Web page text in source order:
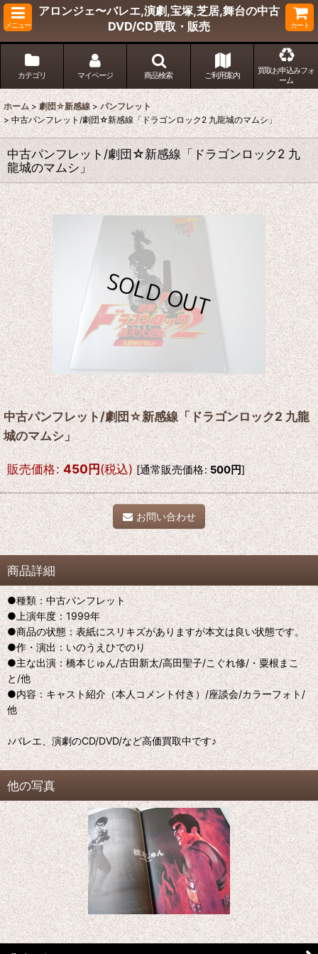
メニュー
アロンジェ〜バレエ,演劇,宝塚,芝居,舞台の中古
DVD/CD買取・販売
カート
カテゴリ マイページ 商品検索 ご利用案内
買取お申込みフォ
ーム
ホーム > 劇団☆新感線 > パンフレット
> 中古パンフレット/劇団☆新感線「ドラゴンロック2 九龍城のマムシ」
中古パンフレット/劇団☆新感線「ドラゴンロック2 九
龍城のマムシ」
中古パンフレット/劇団☆新感線「ドラゴンロック2 九龍
城のマムシ」
販売価格: 450円(税込) [通常販売価格: 500円]
お問い合わせ
商品詳細
●種類：中古パンフレット
●上演年度：1999年
●商品の状態：表紙にスリキズがありますが本文は良い状態です。
●作・演出：いのうえひでのり
●主な出演：橋本じゅん/古田新太/高田聖子/こぐれ修/・粟根まこ
と/他
●内容：キャスト紹介（本人コメント付き）/座談会/カラーフォト/
他
♪バレエ、演劇のCD/DVD/など高価買取中です♪
他の写真